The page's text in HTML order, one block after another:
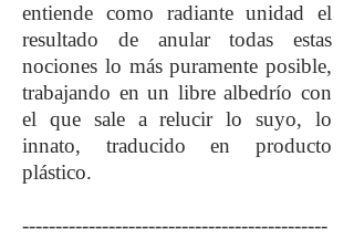
entiende como radiante unidad el
resultado de anular todas estas
nociones lo más puramente posible,
trabajando en un libre albedrío con
el que sale a relucir lo suyo, lo
innato, traducido en producto
plástico.
----------------------------------------------